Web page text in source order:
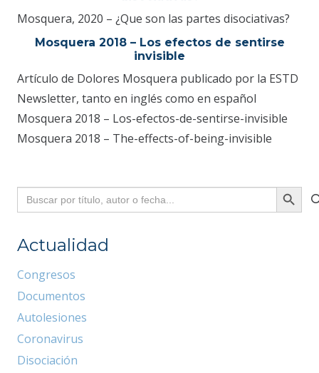
Mosquera, 2020 – ¿Que son las partes disociativas?
Mosquera 2018 – Los efectos de sentirse
invisible
Artículo de Dolores Mosquera publicado por la ESTD
Newsletter, tanto en inglés como en español
Mosquera 2018 – Los-efectos-de-sentirse-invisible
Mosquera 2018 – The-effects-of-being-invisible
Buscar:
Botón
de
Actualidad
Congresos
Documentos
Autolesiones
Coronavirus
Disociación